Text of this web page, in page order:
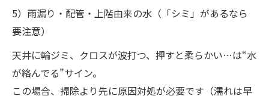
5）雨漏り・配管・上階由来の水（「シミ」があるなら
要注意）
天井に輪ジミ、クロスが波打つ、押すと柔らかい…は“水
が絡んでる”サイン。
この場合、掃除より先に原因対処が必要です（濡れは早